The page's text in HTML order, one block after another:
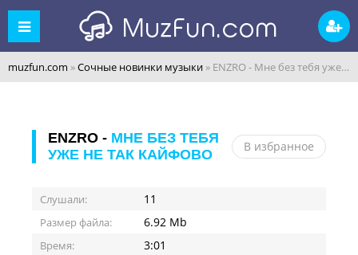
muzfun.com »Сочные новинки музыки » ENZRO - Мне без тебя уже не так кайфово
ENZRO - МНЕ БЕЗ ТЕБЯ
УЖЕ НЕ ТАК КАЙФОВО
В избранное
Слушали: 11
Размер файла: 6.92 Mb
Время: 3:01